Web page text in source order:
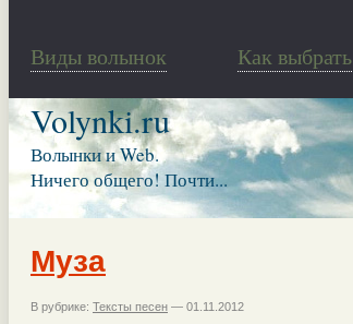
Виды волынок Как выбрать
Volynki.ru
Волынки и Web.
Ничего общего! Почти...
Муза
В рубрике: Тексты песен — 01.11.2012